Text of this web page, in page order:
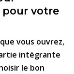
votre
vous ouvrez,
intégrante
le bon